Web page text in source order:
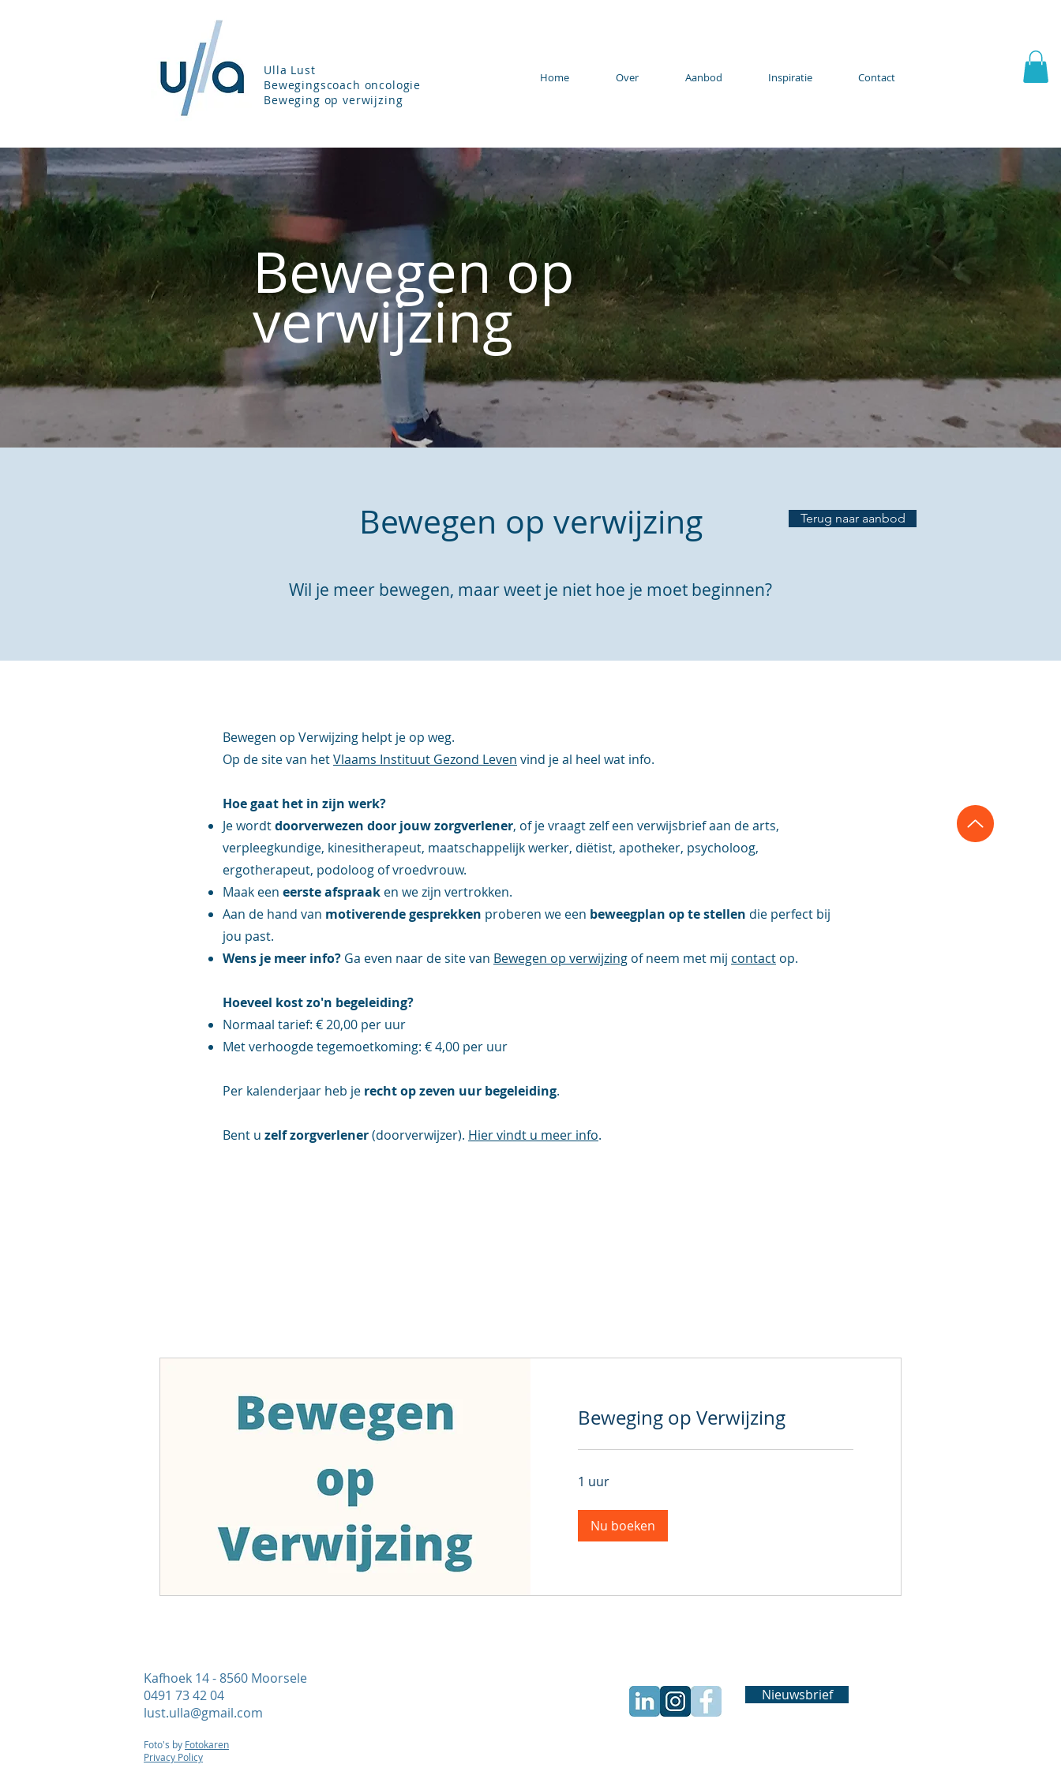
Ulla Lust
Bewegingscoach oncologie
Beweging op verwijzing
Home Over Aanbod Inspiratie Contact
Bewegen op
verwijzing
Bewegen op verwijzing Terug naar aanbod
Wil je meer bewegen, maar weet je niet hoe je moet beginnen?
Bewegen op Verwijzing helpt je op weg.
Op de site van hetVlaams Instituut Gezond Leven vind je al heel wat info.
Hoe gaat het in zijn werk?
Je wordtdoorverwezen door jouw zorgverlener, of je vraagt zelf een verwijsbrief aan de arts,
verpleegkundige, kinesitherapeut, maatschappelijk werker, diëtist, apotheker, psycholoog,
ergotherapeut, podoloog of vroedvrouw.​
Maak een eerste afspraak en we zijn vertrokken.
Aan de hand van motiverende gesprekken proberen we een beweegplan op te stellen die perfect bij
jou past.
Wens je meer info? Ga even naar de site van Bewegen op verwijzing of neem met mij contact op.
Hoeveel kost zo'n begeleiding?
Normaal tarief: € 20,00 per uur
Met verhoogde tegemoetkoming: € 4,00 per uur
Per kalenderjaar heb je recht op zeven uur begeleiding.
Bent u zelf zorgverlener(doorverwijzer). Hier vindt u meer info.
Beweging op Verwijzing
1 uur
Nu boeken
Kafhoek 14 - 8560 Moorsele
0491 73 42 04
lust.ulla@gmail.com
Nieuwsbrief
Foto's by Fotokaren
Privacy Policy